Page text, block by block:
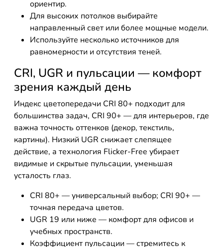
ориентир.
Для высоких потолков выбирайте
направленный свет или более мощные модели.
Используйте несколько источников для
равномерности и отсутствия теней.
CRI, UGR и пульсации — комфорт
зрения каждый день
Индекс цветопередачи CRI 80+ подходит для
большинства задач, CRI 90+ — для интерьеров, где
важна точность оттенков (декор, текстиль,
картины). Низкий UGR снижает слепящее
действие, а технология Flicker-Free убирает
видимые и скрытые пульсации, уменьшая
усталость глаз.
CRI 80+ — универсальный выбор; CRI 90+ —
точная передача цветов.
UGR 19 или ниже — комфорт для офисов и
учебных пространств.
Коэффициент пульсации — стремитесь к